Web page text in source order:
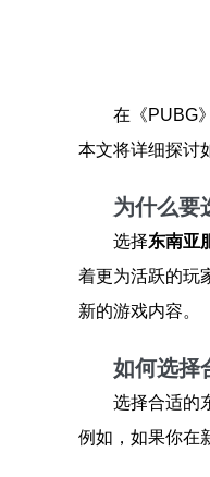
在《PUBG
本文将详细探讨
为什么要
选择东南亚
着更为活跃的玩
新的游戏内容。
如何选择
选择合适的
例如，如果你在